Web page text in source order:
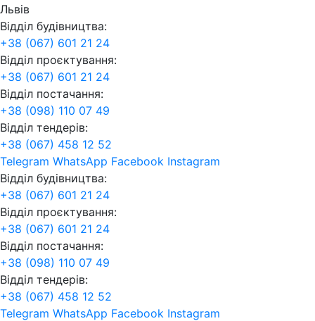
Львів
Відділ будівництва:
+38 (067) 601 21 24
Відділ проєктування:
+38 (067) 601 21 24
Відділ постачання:
+38 (098) 110 07 49
Відділ тендерів:
+38 (067) 458 12 52
Telegram WhatsApp Facebook Instagram
Відділ будівництва:
+38 (067) 601 21 24
Відділ проєктування:
+38 (067) 601 21 24
Відділ постачання:
+38 (098) 110 07 49
Відділ тендерів:
+38 (067) 458 12 52
Telegram WhatsApp Facebook Instagram